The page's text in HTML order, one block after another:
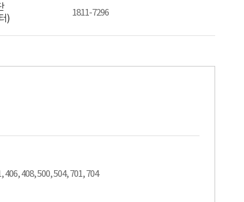
)
1811-7296
406, 408, 500, 504, 701, 704